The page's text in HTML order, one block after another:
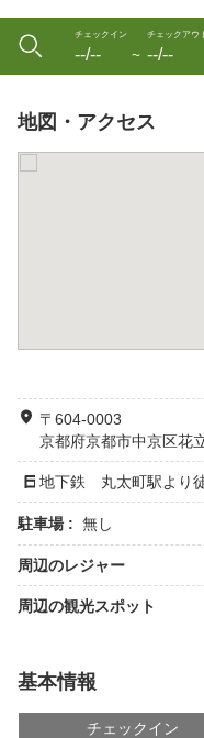
チェックイン
--/-- 〜
チェックアウ
--/--
地図・アクセス
〒604-0003
京都府京都市中京区花
地下鉄 丸太町駅より
駐車場 : 無し
周辺のレジャー
周辺の観光スポット
基本情報
チェックイン